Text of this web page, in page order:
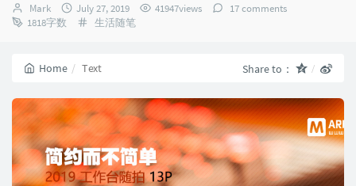
Author：
Mark
发
布
July 27, 2019 41947views
17 comments
1818字数
Categories：
生活随笔
Home Text Share to：